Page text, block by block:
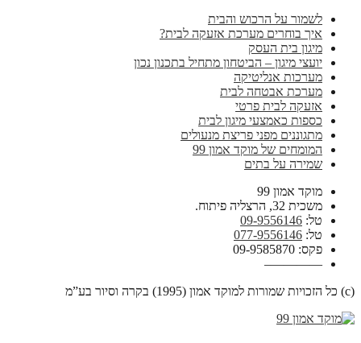
לשמור על הרכוש והבית
איך בוחרים מערכת אזעקה לבית?
מיגון בית העסק
יועצי מיגון – הביטחון מתחיל בתכנון נכון
מערכות אנליטיקה
מערכת אבטחה לבית
אזעקה לבית פרטי
כספות כאמצעי מיגון לבית
מתגוננים מפני פריצת מנעולים
המומחים של מוקד אמון 99
שמירה על בתים
מוקד אמון 99
משכית 32, הרצליה פיתוח.
טל: 09-9556146
טל: 077-9556146
פקס: 09-9585870
————–
(c) כל הזכויות שמורות למוקד אמון (1995) בקרה וסיור בע”מ